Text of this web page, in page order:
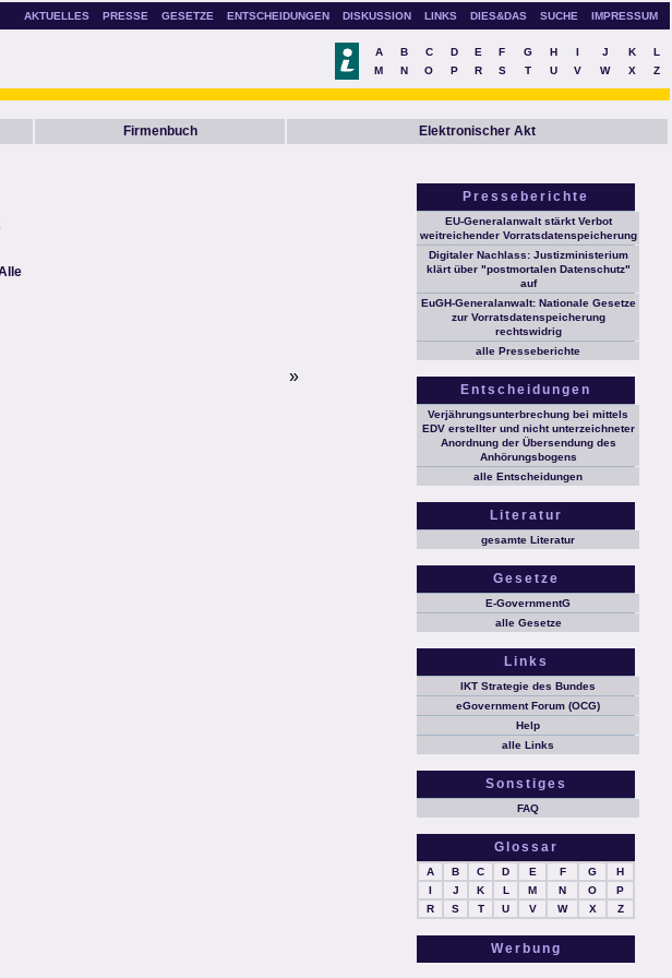
AKTUELLES PRESSE GESETZE ENTSCHEIDUNGEN DISKUSSION LINKS DIES&DAS SUCHE IMPRESSUM
A B C D E F G H I J K
L
M
N O P R S T U V W X Z
Firmenbuch Elektronischer Akt
»
Presseberichte
EU-Generalanwalt stärkt Verbot
weitreichender Vorratsdatenspeicherung
Digitaler Nachlass: Justizministerium
klärt über "postmortalen Datenschutz"
auf
EuGH-Generalanwalt: Nationale Gesetze
zur Vorratsdatenspeicherung
rechtswidrig
alle Presseberichte
Entscheidungen
Verjährungsunterbrechung bei mittels
EDV erstellter und nicht unterzeichneter
Anordnung der Übersendung des
Anhörungsbogens
alle Entscheidungen
Literatur
gesamte Literatur
Gesetze
E-GovernmentG
alle Gesetze
Links
IKT Strategie des Bundes
eGovernment Forum (OCG)
Help
alle Links
Sonstiges
FAQ
Glossar
A B C D E F G
H
I
J K L M N O
P
R
S T U V W X Z
Werbung